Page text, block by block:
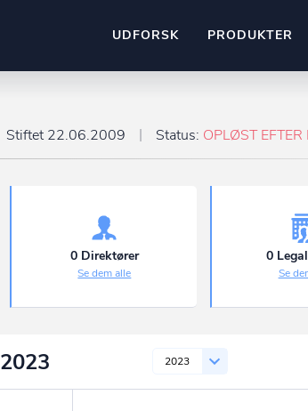
UDFORSK PRODUKTER
Hold dig opdateret og compliant
ownr Pipeline
Identificer salgsklare kundeemner
Kun fantasien sætter
Ownr ajour goes
Stiftet 22.06.2009 Status: OPLØST EFTER
0 Direktører
Se dem alle
0
Se
2023 2023